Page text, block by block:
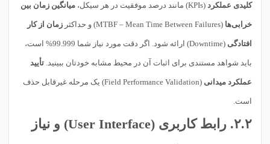
کلیدی عملکرد (KPIs) مانند درصد موفقیت در هر سیکل، میانگین زمان بین
خرابی‌ها (MTBF – Mean Time Between Failures) و حداکثر زمان از کار
افتادگی (Downtime) ارائه شود. اگر دقت مورد نیاز شما 99.999% است،
باید شواهد مستندی برای اثبات آن در محیط مشابه خودتان ببینید. تأیید
عملکرد میدانی (Field Performance Validation) یک مرحله غیرقابل حذف
است.
۲.۲. رابط کاربری (User Interface) و
نیاز